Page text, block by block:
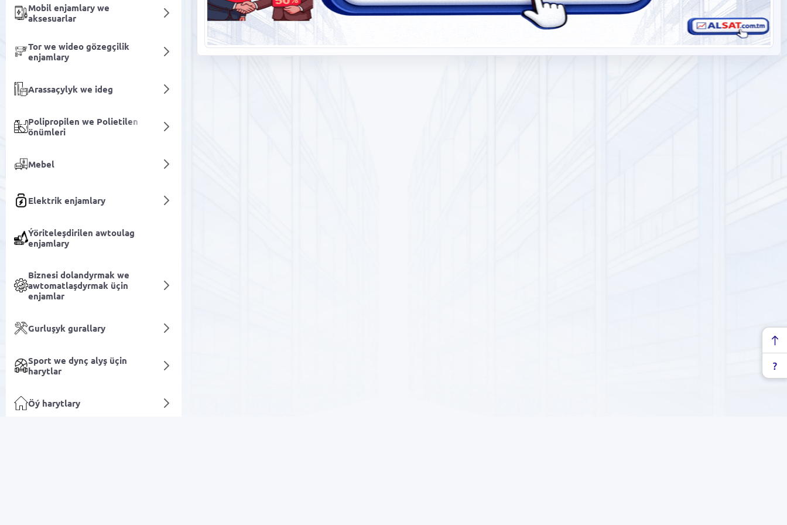
Mobil enjamlary we
aksesuarlar
Tor we wideo gözegçilik
enjamlary
Arassaçylyk we ideg
Polipropilen we Polietilen
önümleri
Mebel
Elektrik enjamlary
Ýöriteleşdirilen awtoulag
enjamlary
Biznesi dolandyrmak we
awtomatlaşdyrmak üçin
enjamlar
Gurluşyk gurallary
Sport we dynç alyş üçin
harytlar
Öý harytlary